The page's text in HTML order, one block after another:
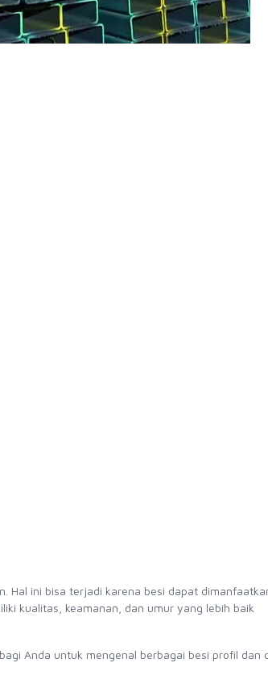
Hal ini bisa terjadi karena besi dapat
kualitas, keamanan, dan umur yang lebih baik
Anda untuk mengenal berbagai besi profil dan